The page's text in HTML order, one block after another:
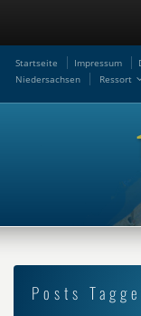
Startseite Impressum
Niedersachsen
Ressort
Posts